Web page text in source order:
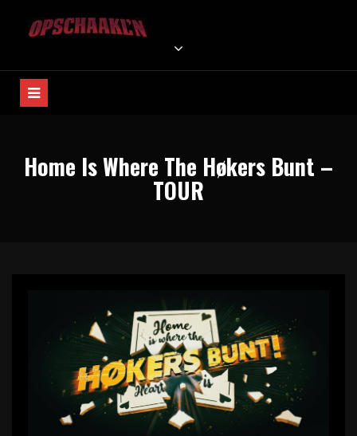
OPSCHAAKL'N WEBSHOP
Home Is Where The Høkers Bunt!
Home Is Where The Høkers Bunt –
TOUR